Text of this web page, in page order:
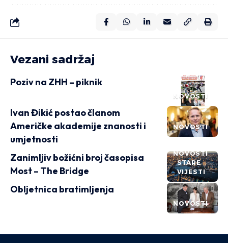
Vezani sadržaj
NOVOSTI
Poziv na ZHH – piknik
NOVOSTI
Ivan Đikić postao članom
Američke akademije znanosti i
umjetnosti
NOVOSTI
STARE
VIJESTI
Zanimljiv božićni broj časopisa
Most – The Bridge
NOVOSTI
Obljetnica bratimljenja